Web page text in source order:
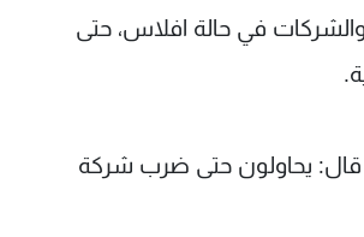
في حالة افلاس، حتى
قال: يحاولون حتى ضرب شركة